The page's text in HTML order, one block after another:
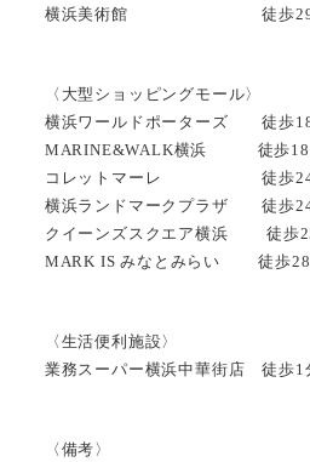
横浜美術館 徒歩29分/
〈大型ショッピングモール〉
横浜ワールドポーターズ 徒歩
MARINE&WALK横浜 徒歩18
コレットマーレ 徒歩24分
横浜ランドマークプラザ 徒歩
クイーンズスクエア横浜 徒歩
MARK IS みなとみらい 徒歩28
〈生活便利施設〉
業務スーパー横浜中華街店 徒歩1
〈備考〉